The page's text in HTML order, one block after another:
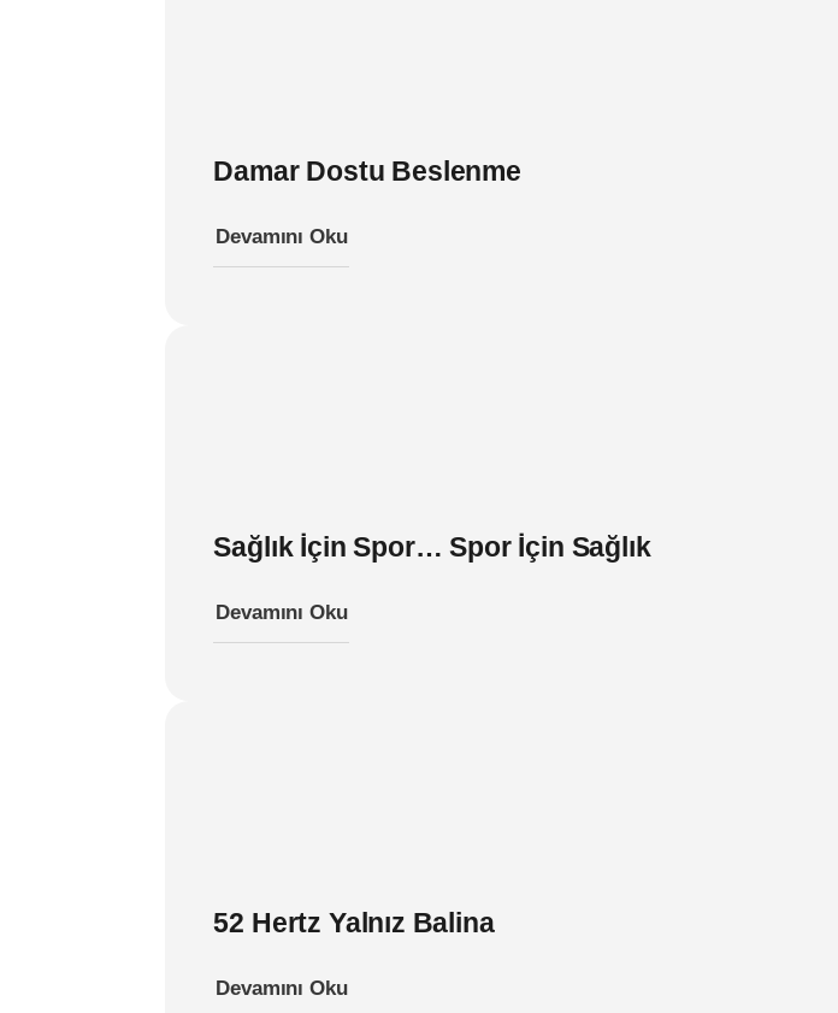
Damar Dostu Beslenme
Devamını Oku
Sağlık İçin Spor… Spor İçin Sağlık
Devamını Oku
52 Hertz Yalnız Balina
Devamını Oku